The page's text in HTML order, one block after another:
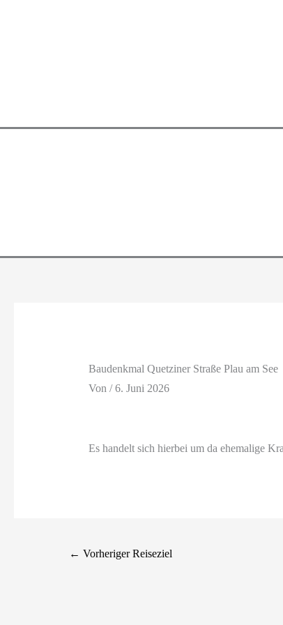
Baudenkmal Quetziner Straße Plau am See
Von /6. Juni 2026
Es handelt sich hierbei um da ehemalige
← Vorheriger Reiseziel